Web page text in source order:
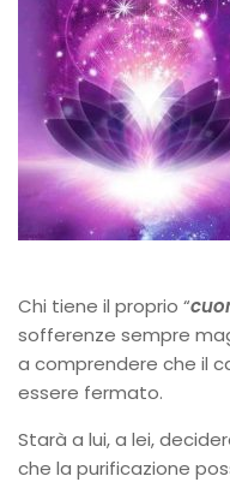
Chi tiene il proprio “
sofferenze sempre
a comprendere che il
essere fermato.
Starà a lui, a lei,
che la purificazione